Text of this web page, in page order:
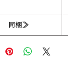
同梱≫